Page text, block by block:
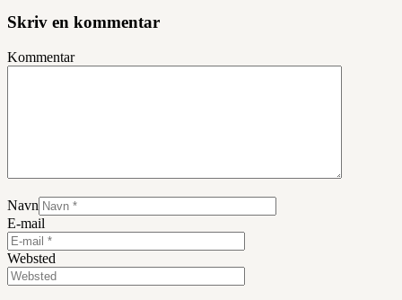
Skriv en kommentar
Kommentar
Navn
E-mail
Websted